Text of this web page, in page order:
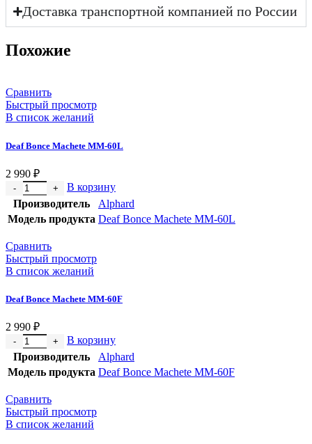
Доставка транспортной компанией по России
Похожие
Сравнить
Быстрый просмотр
В список желаний
Deaf Bonce Machete MM-60L
2 990 ₽
В корзину
Производитель
Alphard
Модель продукта Deaf Bonce Machete MM-60L
Сравнить
Быстрый просмотр
В список желаний
Deaf Bonce Machete MM-60F
2 990 ₽
В корзину
Производитель
Alphard
Модель продукта Deaf Bonce Machete MM-60F
Сравнить
Быстрый просмотр
В список желаний